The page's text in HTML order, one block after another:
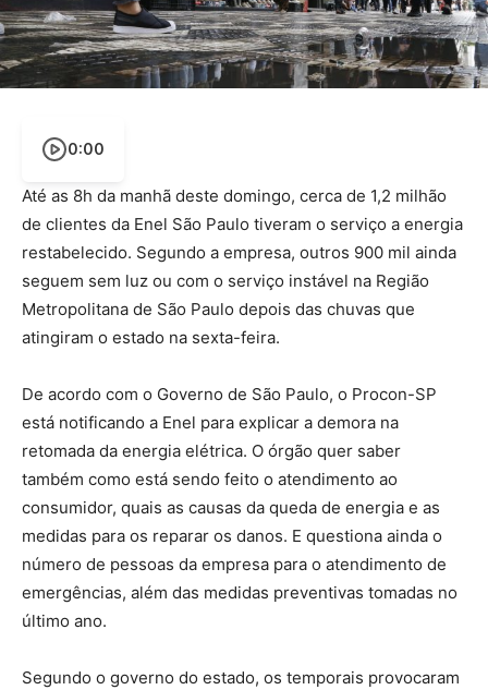
0:00
Até as 8h da manhã deste domingo, cerca de 1,2 milhão
de clientes da Enel São Paulo tiveram o serviço a energia
restabelecido. Segundo a empresa, outros 900 mil ainda
seguem sem luz ou com o serviço instável na Região
Metropolitana de São Paulo depois das chuvas que
atingiram o estado na sexta-feira.
De acordo com o Governo de São Paulo, o Procon-SP
está notificando a Enel para explicar a demora na
retomada da energia elétrica. O órgão quer saber
também como está sendo feito o atendimento ao
consumidor, quais as causas da queda de energia e as
medidas para os reparar os danos. E questiona ainda o
número de pessoas da empresa para o atendimento de
emergências, além das medidas preventivas tomadas no
último ano.
Segundo o governo do estado, os temporais provocaram